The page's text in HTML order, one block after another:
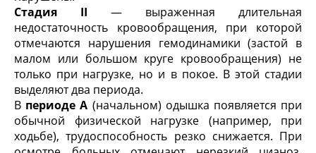
Стадия II — выраженная длительная
недостаточность кровообращения, при которой
отмечаются нарушения гемодинамики (застой в
малом или большом круге кровообращения) не
только при нагрузке, но и в покое. В этой стадии
выделяют два периода.
В периоде А (начальном) одышка появляется при
обычной физической нагрузке (например, при
ходьбе), трудоспособность резко снижается. При